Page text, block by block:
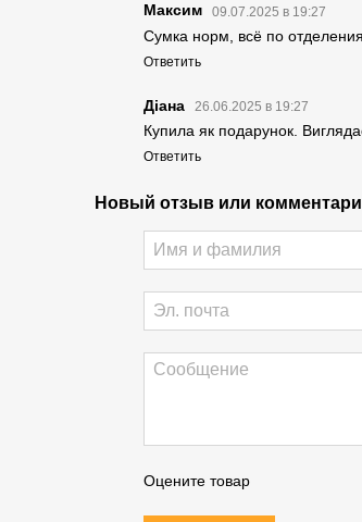
Максим 09.07.2025 в 19:27
Сумка норм, всё по
Ответить
Діана 26.06.2025 в 19:27
Купила як подарунок.
Ответить
Новый отзыв или
Оцените товар